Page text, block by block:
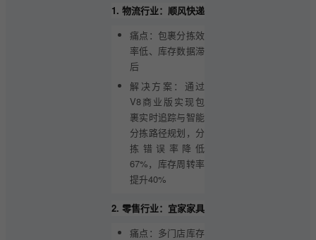
1. 物流行业：顺风快递
痛点：包裹分拣效
率低、库存数据滞
后
解决方案：通过
V8商业版实现包
裹实时追踪与智能
分拣路径规划，分
拣错误率降低
67%，库存周转率
提升40%
2. 零售行业：宜家家具
痛点：多门店库存